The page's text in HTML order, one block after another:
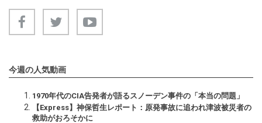
今週の人気動画
1970年代のCIA告発者が語るスノーデン事件の「本当の問題」
【Express】神保哲生レポート：原発事故に追われ津波被災者の
救助がおろそかに